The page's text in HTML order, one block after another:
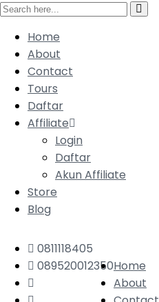
Home
About
Contact
Tours
Daftar
Affiliate
Login
Daftar
Akun Affiliate
Store
Blog
0811118405
089520012350Home
About